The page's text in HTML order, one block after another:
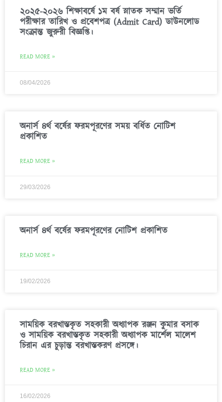
২০২৫-২০২৬ শিক্ষাবর্ষে ১ম বর্ষ স্নাতক সম্মান ভর্তি
পরীক্ষার তারিখ ও প্রবেশপত্র (Admit Card) ডাউনলোড
সংক্রান্ত জুরুরী বিজ্ঞপ্তি।
READ MORE »
08/04/2026
অনার্স ৪র্থ বর্ষের ফরমপূরণের সময় বর্ধিত নোটিশ
প্রকাশিত
READ MORE »
29/03/2026
অনার্স ৪র্থ বর্ষের ফরমপূরণের নোটিশ প্রকাশিত
READ MORE »
19/02/2026
সাময়িক বরখাস্তকৃত সহকারী অধ্যাপক রঞ্জন কুমার বসাক
ও সাময়িক বরখাস্তকৃত সহকারী অধ্যাপক মার্শেল মালেশ
চিরান এর চুড়ান্ত বরখাস্তকরণ প্রসঙ্গে।
READ MORE »
16/02/2026